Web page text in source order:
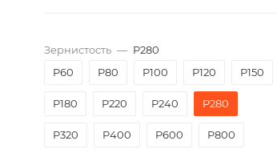
Зернистость — P280
P60
P80 P100 P120 P150
P180 P220 P240 P280
P320 P400 P600 P800